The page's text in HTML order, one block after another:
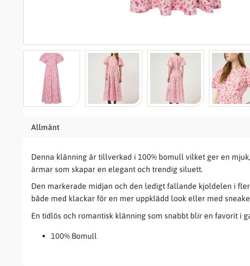
Allmänt
Denna klänning är tillverkad i 100% bomull vilket ger en
ärmar som skapar en elegant och trendig siluett.
Den markerade midjan och den ledigt fallande kjoldelen i
både med klackar för en mer uppklädd look eller med
En tidlös och romantisk klänning som snabbt blir en favorit
100% Bomull